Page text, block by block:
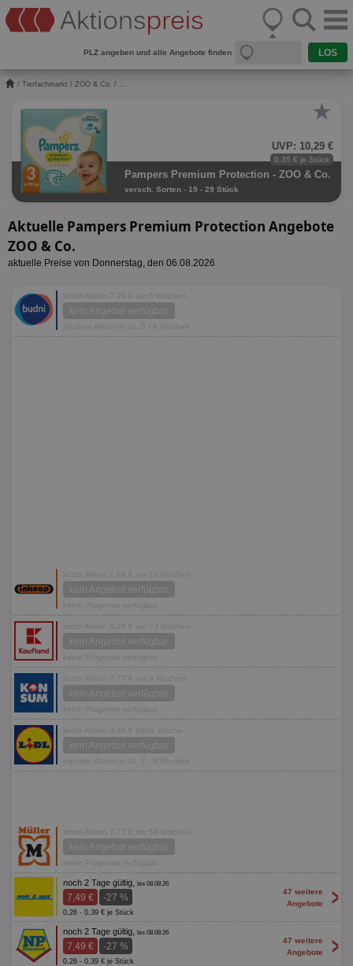
PLZ angeben und alle Angebote finden
/ Tierfachmarkt / ZOO & Co. / ...
★
UVP: 10,29 €
0,35 € je Stück
Pampers Premium Protection - ZOO & Co.
versch. Sorten - 19 - 29 Stück
Aktuelle Pampers Premium Protection Angebote
ZOO & Co.
aktuelle Preise von Donnerstag, den 06.08.2026
letzte Aktion 7,99 € vor 5 Wochen
kein Angebot verfügbar
nächste Aktion in ca. 5 - 6 Wochen
letzte Aktion 7,99 € vor 12 Wochen
kein Angebot verfügbar
keine Prognose verfügbar
letzte Aktion 6,29 € vor 73 Wochen
kein Angebot verfügbar
keine Prognose verfügbar
letzte Aktion 7,77 € vor 9 Wochen
kein Angebot verfügbar
keine Prognose verfügbar
letzte Aktion 9,99 € letzte Woche
kein Angebot verfügbar
nächste Aktion in ca. 7 - 8 Wochen
letzte Aktion 7,77 € vor 59 Wochen
kein Angebot verfügbar
keine Prognose verfügbar
noch 2 Tage gültig, bis 08.08.26
7,49 € -27 %
0,26 - 0,39 € je Stück
47 weitere
Angebote
>
noch 2 Tage gültig, bis 08.08.26
7,49 € -27 %
0,26 - 0,39 € je Stück
47 weitere
Angebote
>